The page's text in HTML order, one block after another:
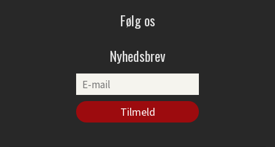
Følg os
Nyhedsbrev